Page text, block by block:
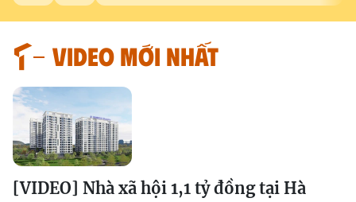
VIDEO MỚI NHẤT
[VIDEO] Nhà xã hội 1,1 tỷ đồng tại Hà